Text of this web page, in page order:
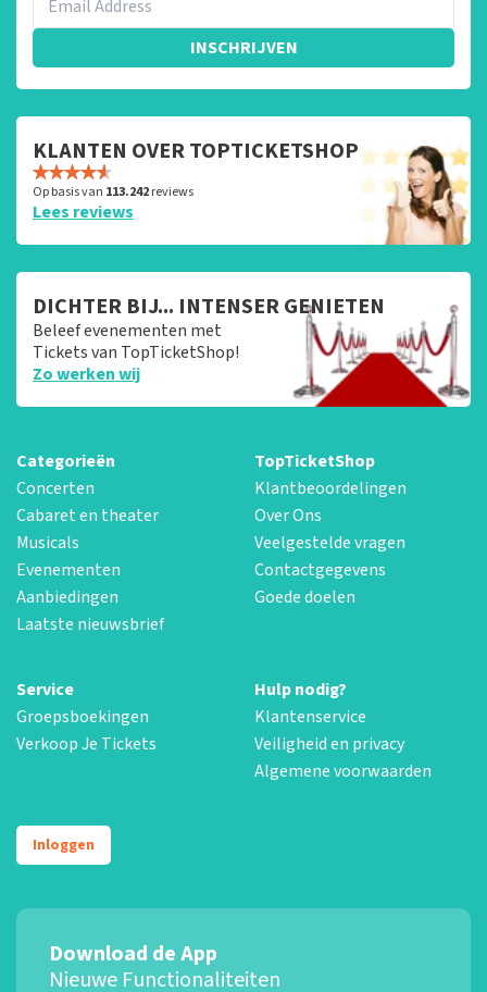
INSCHRIJVEN
KLANTEN OVER TOPTICKETSHOP
Op basis van 113.242reviews
Lees reviews
DICHTER BIJ... INTENSER GENIETEN
Beleef evenementen met
Tickets van TopTicketShop!
Zo werken wij
Categorieën
Concerten
Cabaret en theater
Musicals
Evenementen
Aanbiedingen
Laatste nieuwsbrief
TopTicketShop
Klantbeoordelingen
Over Ons
Veelgestelde vragen
Contactgegevens
Goede doelen
Service
Groepsboekingen
Verkoop Je Tickets
Hulp nodig?
Klantenservice
Veiligheid en privacy
Algemene voorwaarden
Inloggen
Download de App
Nieuwe Functionaliteiten